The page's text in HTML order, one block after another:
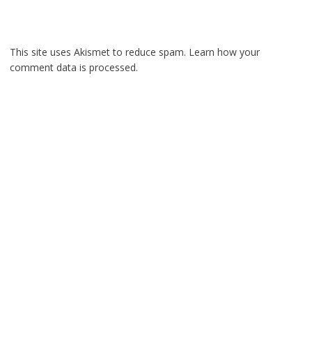
This site uses Akismet to reduce spam. Learn how your
comment data is processed.